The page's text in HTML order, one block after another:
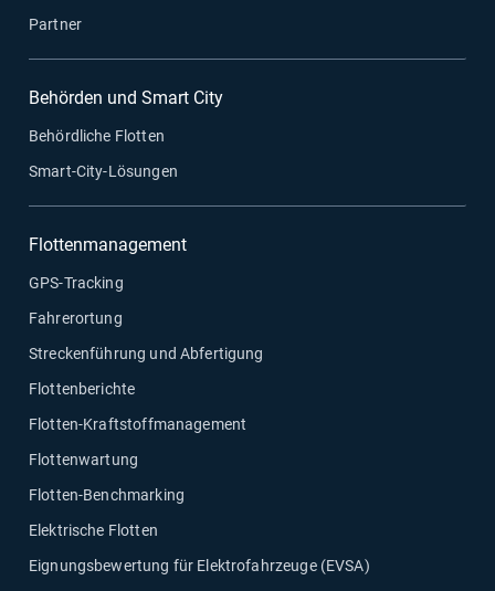
Partner
Behörden und Smart City
Behördliche Flotten
Smart-City-Lösungen
Flottenmanagement
GPS-Tracking
Fahrerortung
Streckenführung und Abfertigung
Flottenberichte
Flotten-Kraftstoffmanagement
Flottenwartung
Flotten-Benchmarking
Elektrische Flotten
Eignungsbewertung für Elektrofahrzeuge (EVSA)